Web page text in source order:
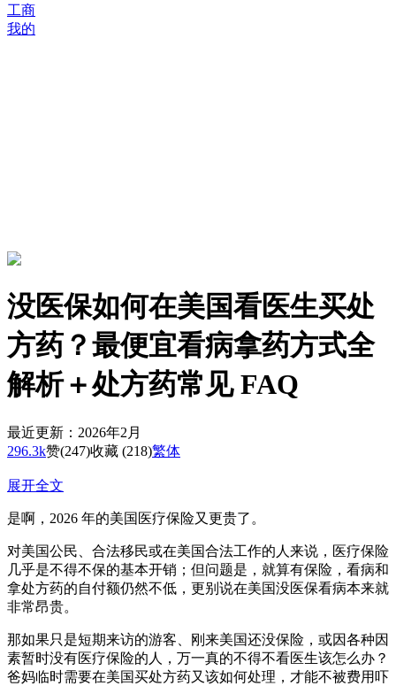
工商
我的
没医保如何在美国看医生买处
方药？最便宜看病拿药方式全
解析＋处方药常见 FAQ
最近更新：2026年2月
296.3k赞(247)收藏 (218)繁体
展开全文
是啊，2026 年的美国医疗保险又更贵了。
对美国公民、合法移民或在美国合法工作的人来说，医疗保险
几乎是不得不保的基本开销；但问题是，就算有保险，看病和
拿处方药的自付额仍然不低，更别说在美国没医保看病本来就
非常昂贵。
那如果只是短期来访的游客、刚来美国还没保险，或因各种因
素暂时没有医疗保险的人，万一真的不得不看医生该怎么办？
爸妈临时需要在美国买处方药又该如何处理，才能不被费用吓